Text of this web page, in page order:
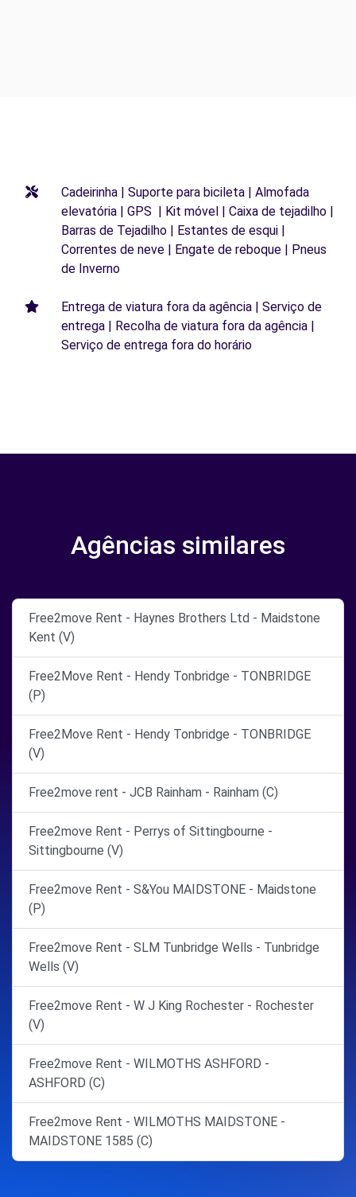
Cadeirinha | Suporte para bicileta | Almofada
elevatória | GPS | Kit móvel | Caixa de tejadilho |
Barras de Tejadilho | Estantes de esqui |
Correntes de neve | Engate de reboque | Pneus
de Inverno
Entrega de viatura fora da agência | Serviço de
entrega | Recolha de viatura fora da agência |
Serviço de entrega fora do horário
Agências similares
Free2move Rent - Haynes Brothers Ltd - Maidstone
Kent (V)
Free2Move Rent - Hendy Tonbridge - TONBRIDGE
(P)
Free2Move Rent - Hendy Tonbridge - TONBRIDGE
(V)
Free2move rent - JCB Rainham - Rainham (C)
Free2move Rent - Perrys of Sittingbourne -
Sittingbourne (V)
Free2move Rent - S&You MAIDSTONE - Maidstone
(P)
Free2move Rent - SLM Tunbridge Wells - Tunbridge
Wells (V)
Free2move Rent - W J King Rochester - Rochester
(V)
Free2move Rent - WILMOTHS ASHFORD -
ASHFORD (C)
Free2move Rent - WILMOTHS MAIDSTONE -
MAIDSTONE 1585 (C)